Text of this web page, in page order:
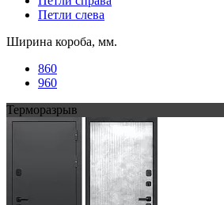
Петли слева
Ширина короба, мм.
860
960
Терморазрыв